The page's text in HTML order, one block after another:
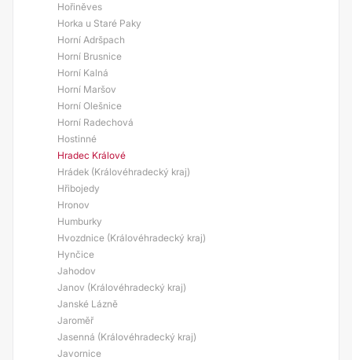
Hořiněves
Horka u Staré Paky
Horní Adršpach
Horní Brusnice
Horní Kalná
Horní Maršov
Horní Olešnice
Horní Radechová
Hostinné
Hradec Králové
Hrádek (Královéhradecký kraj)
Hřibojedy
Hronov
Humburky
Hvozdnice (Královéhradecký kraj)
Hynčice
Jahodov
Janov (Královéhradecký kraj)
Janské Lázně
Jaroměř
Jasenná (Královéhradecký kraj)
Javornice